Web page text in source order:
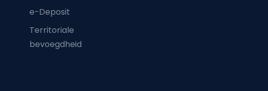
e-Deposit
Territoriale
bevoegdheid